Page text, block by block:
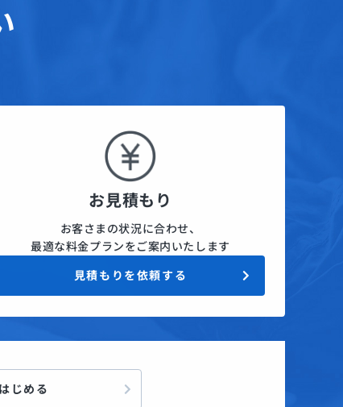
お見積もり
お客さまの状況に合わせ、
最適な料金プランをご案内いたします
見積もりを依頼する
じめる